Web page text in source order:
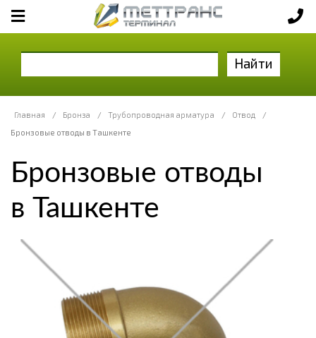
Найти
Главная / Бронза / Трубопроводная арматура / Отвод
/
Бронзовые отводы в Ташкенте
Бронзовые отводы
в Ташкенте